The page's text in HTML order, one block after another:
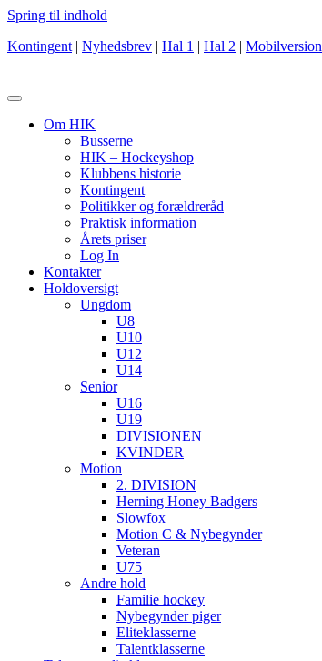
Spring til indhold
Kontingent | Nyhedsbrev | Hal 1 | Hal 2 | Mobilversion
Om HIK
Busserne
HIK – Hockeyshop
Klubbens historie
Kontingent
Politikker og forældreråd
Praktisk information
Årets priser
Log In
Kontakter
Holdoversigt
Ungdom
U8
U10
U12
U14
Senior
U16
U19
DIVISIONEN
KVINDER
Motion
2. DIVISION
Herning Honey Badgers
Slowfox
Motion C & Nybegynder
Veteran
U75
Andre hold
Familie hockey
Nybegynder piger
Eliteklasserne
Talentklasserne